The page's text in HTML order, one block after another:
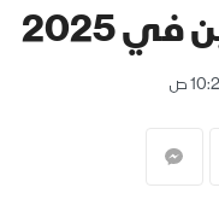
2025